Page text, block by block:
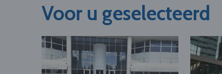
Voor u geselecteerd